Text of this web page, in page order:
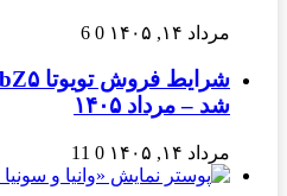
مرداد ۱۴, ۱۴۰۵ 0
6
شد – مرداد ۱۴۰۵
مرداد ۱۴, ۱۴۰۵ 0
11